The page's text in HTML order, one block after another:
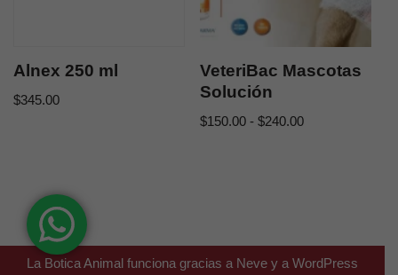
Alnex 250 ml
$345.00
VeteriBac Mascotas
Solución
$150.00 - $240.00
La Botica Animal funciona gracias a Neve y a WordPress